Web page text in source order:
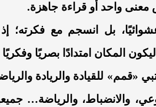
واحد أو قراءة جاهزة.
بل انسجم مع فكرته؛
المكان امتدادًا بصريًا
للقيادة والريادة
والانضباط، والرياضة…